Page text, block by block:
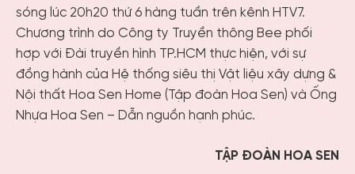
sóng lúc 20h20 thứ 6 hàng tuần trên kênh HTV7.
Chương trình do Công ty Truyền thông Bee phối
hợp với Đài truyền hình TP.HCM thực hiện, với sự
đồng hành của Hệ thống siêu thị Vật liệu xây dựng &
Nội thất Hoa Sen Home (Tập đoàn Hoa Sen) và Ống
Nhựa Hoa Sen – Dẫn nguồn hạnh phúc.
TẬP ĐOÀN HOA SEN